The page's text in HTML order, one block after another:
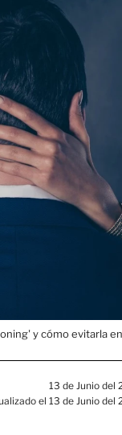
y cómo evitarla
13 de Junio del
el 13 de Junio del